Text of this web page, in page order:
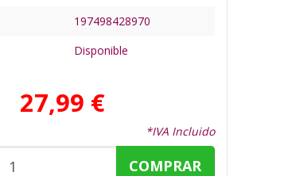
197498428970
Disponible
27,99 €
*IVA Incluido
COMPRAR